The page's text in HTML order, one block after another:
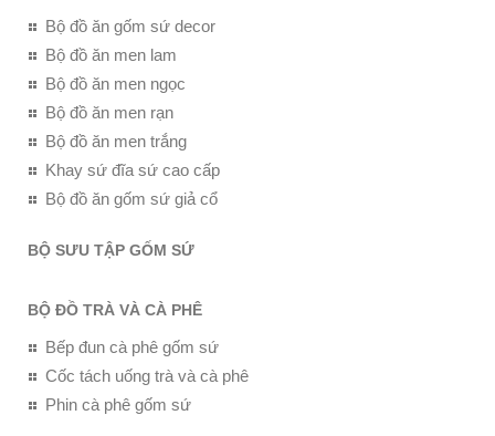
Bộ đồ ăn gốm sứ decor
Bộ đồ ăn men lam
Bộ đồ ăn men ngọc
Bộ đồ ăn men rạn
Bộ đồ ăn men trắng
Khay sứ đĩa sứ cao cấp
Bộ đồ ăn gốm sứ giả cổ
BỘ SƯU TẬP GỐM SỨ
BỘ ĐỒ TRÀ VÀ CÀ PHÊ
Bếp đun cà phê gốm sứ
Cốc tách uống trà và cà phê
Phin cà phê gốm sứ